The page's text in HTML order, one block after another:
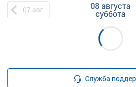
07 авг 08 августа
суббота
Служба